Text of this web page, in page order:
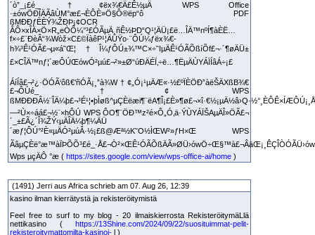
´ò”_¡£é_†¢ëx¾€Ä£Ê½µÄ WPS Office
·±ówÖÐÎÄÃâÙM°æ£¬ÈÔÈ»Ö§Ô®ëp“ô PDF
ßMÐÐƒÈÈÝ¾ŽÐÞ¡¢OCR
ÂÔ×xÎÄ×Ö×R„eÒÔ¼°³£ÓÃµÄ¸ñÊ½ÞD“Q¹¦ÄÜ¡£ë…ÎÄ™nºÍ¶àÈË…
f×÷£¨ÐèÂ“¾Wòž×C£©ÏàêP¹¦ÄÜŸo·¨ÔÚ¼ƒëx¾€­
h¾³Ê¹ÓÃ£¬µ«á˜Œ¦†Î¼ƒÔÚ±¾™C×÷˜IµÄÊ¹ÓÃÕßíÕf£¬·´¶øÄÜ±
£×CÎÄ™nƒ¦´æÔÚŒówÓ²µú£¬²»±Ø“úÐÄÉÏ‚÷ë…¶ËµÄÙYÁÏÍâÁ÷¡£
ÁíÍâ£¬²¿·ÖÓÃ‘ôß€’ñÓÃ¡¸”à¾W†¢„Ó¡¹µÄÆ«·½£ºÏÈÖÐ”àëŠÄXßB¾€
£¬ÔÙé_†¢ WPS
—²Ù×÷áá£¬½¨×hÔÚ WPS ÔO¶¨ÖÐ™z²é×Ô„Ó‚ä·ÝÙYÁÏŠAµÄÎ»ÖÃ£¬
´_±£Ã¿´Î¾ŽÝ‹µÄÎÄ¼þ¶¼ÄÜ
´æƒ¦ÔÚ°²È«µÄÓ²µúÂ·½¡£ß@Æª½K˜O½ÌŒW²»ƒH×Œ WPS
Wps µçÄÔ °æ ( https://sites.google.com/view/wps-office-ai/home )
(1491) Jerri aus Africa schrieb am 07. Aug 26, 12:39
kasino ilman kierrätystä ja rekisteröitymistä
Feel free to surf to my blog - 20 ilmaiskierrosta RekisteröitymäLlä
nettikasino ( https://13Shine.com/2024/09/22/suosituimmat-pelit-
rekisteroitymattomilta-kasinoi- l )